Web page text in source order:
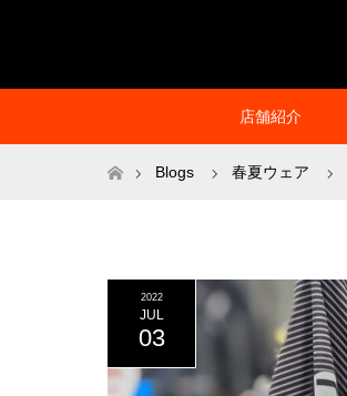
店舗紹介
ホームBlogs 春夏ウェア
2022
JUL
03